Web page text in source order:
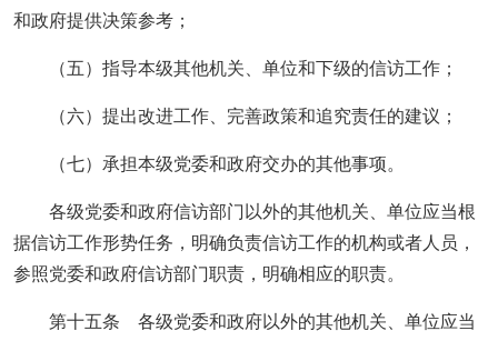
和政府提供决策参考；
（五）指导本级其他机关、单位和下级的信访工作；
（六）提出改进工作、完善政策和追究责任的建议；
（七）承担本级党委和政府交办的其他事项。
各级党委和政府信访部门以外的其他机关、单位应当根
据信访工作形势任务，明确负责信访工作的机构或者人员，
参照党委和政府信访部门职责，明确相应的职责。
第十五条 各级党委和政府以外的其他机关、单位应当